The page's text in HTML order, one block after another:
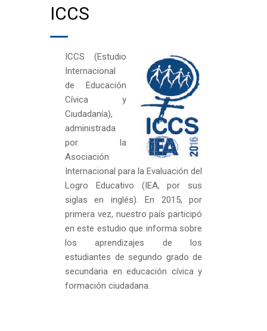
ICCS
ICCS (Estudio
Internacional
de Educación
Cívica y
Ciudadanía),
administrada
por la
Asociación
Internacional para la Evaluación del
Logro Educativo (IEA, por sus
siglas en inglés). En 2015, por
primera vez, nuestro país participó
en este estudio que informa sobre
los aprendizajes de los
estudiantes de segundo grado de
secundaria en educación cívica y
formación ciudadana.